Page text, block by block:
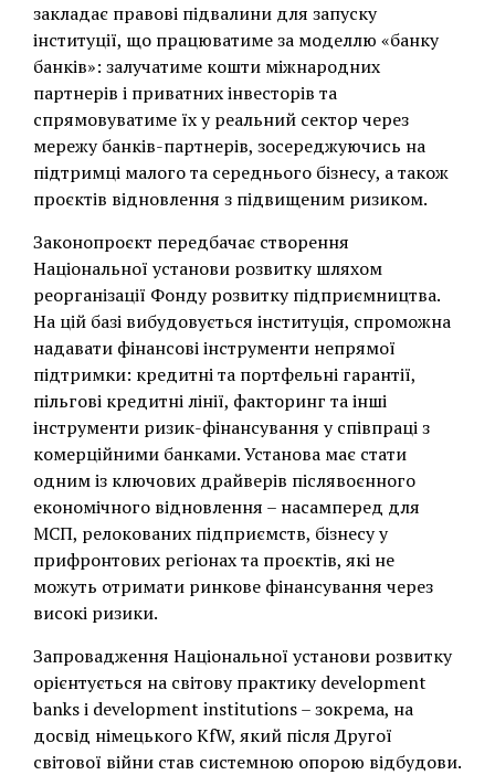
закладає правові підвалини для запуску
інституції, що працюватиме за моделлю «банку
банків»: залучатиме кошти міжнародних
партнерів і приватних інвесторів та
спрямовуватиме їх у реальний сектор через
мережу банків-партнерів, зосереджуючись на
підтримці малого та середнього бізнесу, а також
проєктів відновлення з підвищеним ризиком.
Законопроєкт передбачає створення
Національної установи розвитку шляхом
реорганізації Фонду розвитку підприємництва.
На цій базі вибудовується інституція, спроможна
надавати фінансові інструменти непрямої
підтримки: кредитні та портфельні гарантії,
пільгові кредитні лінії, факторинг та інші
інструменти ризик-фінансування у співпраці з
комерційними банками. Установа має стати
одним із ключових драйверів післявоєнного
економічного відновлення – насамперед для
МСП, релокованих підприємств, бізнесу у
прифронтових регіонах та проєктів, які не
можуть отримати ринкове фінансування через
високі ризики.
Запровадження Національної установи розвитку
орієнтується на світову практику development
banks і development institutions – зокрема, на
досвід німецького KfW, який після Другої
світової війни став системною опорою відбудови.